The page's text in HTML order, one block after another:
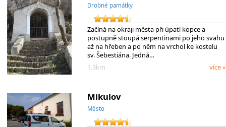
Drobné památky
Začíná na okraji města při úpatí kopce a
postupně stoupá serpentinami po jeho svahu
až na hřeben a po něm na vrchol ke kostelu
sv. Šebestiána. Jedná…
1.3km
více »
Mikulov
Město